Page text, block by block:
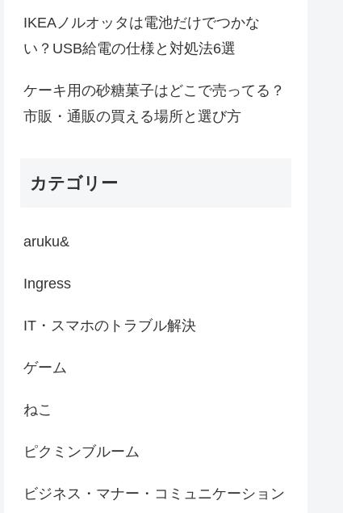
IKEAノルオッタは電池だけでつかな
い？USB給電の仕様と対処法6選
ケーキ用の砂糖菓子はどこで売ってる？
市販・通販の買える場所と選び方
カテゴリー
aruku&
Ingress
IT・スマホのトラブル解決
ゲーム
ねこ
ピクミンブルーム
ビジネス・マナー・コミュニケーション